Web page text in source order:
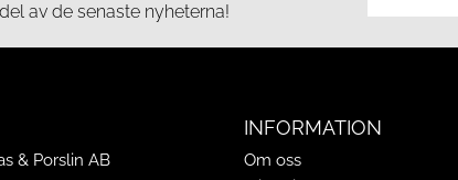
del av de senaste nyheterna!
& Porslin AB
INFORMATION
Om oss